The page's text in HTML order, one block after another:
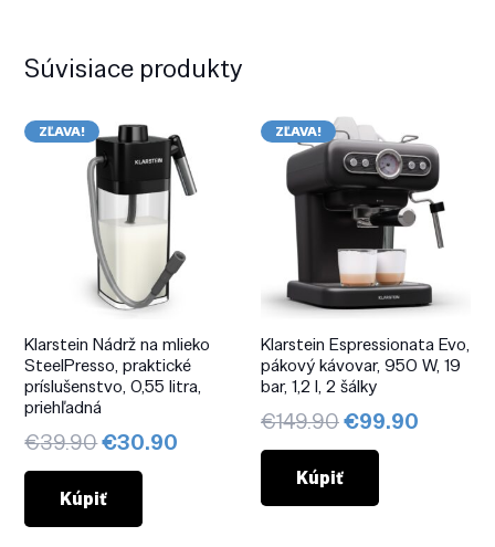
Súvisiace produkty
ZĽAVA!
Klarstein Nádrž na mlieko
SteelPresso, praktické
príslušenstvo, 0,55 litra,
priehľadná
€39.90Pôvodná
cena
bola:
€39.90.
€30.90
Kúpiť
ZĽAVA!
Klarstein Espressionata Evo,
pákový kávovar, 950 W, 19
bar, 1,2 l, 2 šálky
€149.90Pôvodná
cena
bola:
€149.90.
€99.90
Kúpiť